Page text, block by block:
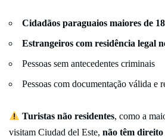
Cidadãos paraguaios maiores de
Estrangeiros com residência legal
Pessoas sem antecedentes criminais
Pessoas com documentação válida e
Turistas não residentes, como a
visitam Ciudad del Este, não têm